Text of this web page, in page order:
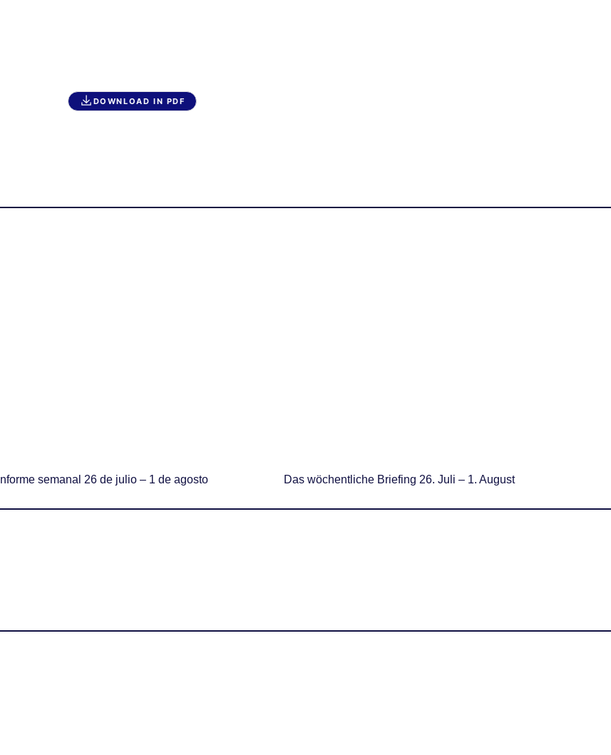
DOWNLOAD IN PDF
Informe semanal 26 de julio – 1 de agosto Das wöchentliche Briefing 26. Juli – 1. August